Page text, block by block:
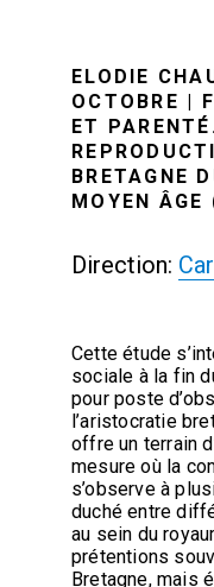
ELODIE
OCTOBRE |
ET
BRETAGNE
MOYEN
Direction:
Cette étude
sociale à la fin
pour poste
l’aristocratie
offre un terrain
mesure où la
s’observe à
duché entre
au sein du
prétentions
Bretagne, mais